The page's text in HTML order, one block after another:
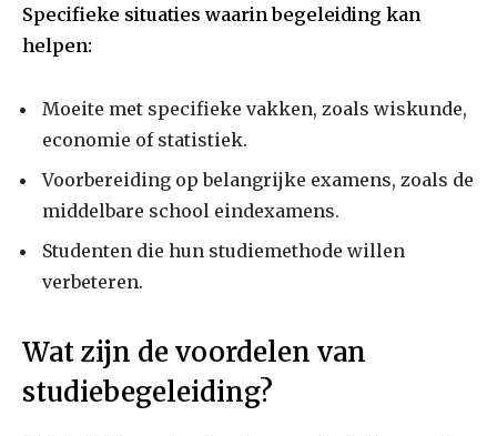
Specifieke situaties waarin begeleiding kan
helpen:
Moeite met specifieke vakken, zoals wiskunde,
economie of statistiek.
Voorbereiding op belangrijke examens, zoals de
middelbare school eindexamens.
Studenten die hun studiemethode willen
verbeteren.
Wat zijn de voordelen van
studiebegeleiding?